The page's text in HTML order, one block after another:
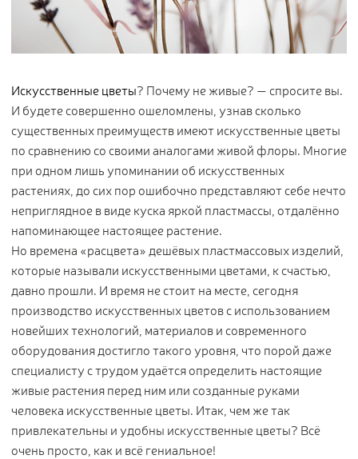
Дизайнерские композиции 17
Цветы 123
Готовые решения от Treez
Алфавитный указатель
Прайс-листы и каталоги
О Treez
Вопросы и ответы
Контакты
Новости
Искусственные цветы? Почему не живые? — спросите вы.
И будете совершенно ошеломлены, узнав сколько
существенных преимуществ имеют искусственные цветы
по сравнению со своими аналогами живой флоры. Многие
при одном лишь упоминании об искусственных
растениях, до сих пор ошибочно представляют себе нечто
неприглядное в виде куска яркой пластмассы, отдалённо
напоминающее настоящее растение.
Но времена «расцвета» дешёвых пластмассовых изделий,
которые называли искусственными цветами, к счастью,
давно прошли. И время не стоит на месте, сегодня
производство искусственных цветов с использованием
новейших технологий, материалов и современного
оборудования достигло такого уровня, что порой даже
специалисту с трудом удаётся определить настоящие
живые растения перед ним или созданные руками
человека искусственные цветы. Итак, чем же так
привлекательны и удобны искусственные цветы? Всё
очень просто, как и всё гениальное!